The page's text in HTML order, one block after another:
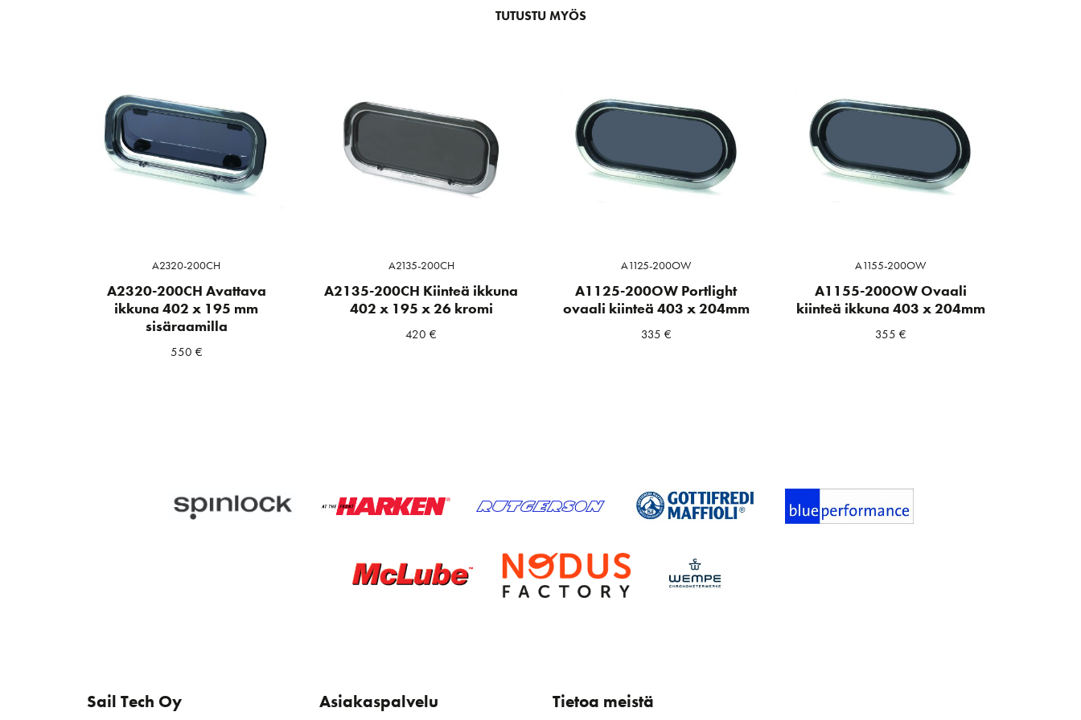
TUTUSTU MYÖS
A2320-200CH
A2320-200CH Avattava
ikkuna 402 x 195 mm
sisäraamilla
550 €
A2135-200CH
A2135-200CH Kiinteä ikkuna
402 x 195 x 26 kromi
420€
A1125-200OW
A1125-200OW Portlight
ovaali kiinteä 403 x 204mm
335 €
A1155-200OW
A1155-200OW Ovaali
kiinteä ikkuna 403 x 204mm
355 €
Sail Tech Oy Asiakaspalvelu Tietoa meistä